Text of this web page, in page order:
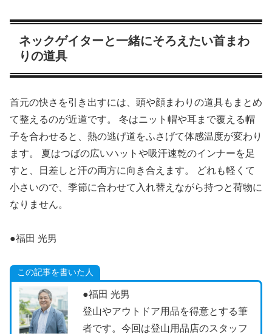
ネックゲイターと一緒にそろえたい首まわ
りの道具
首元の快さを引き出すには、頭や顔まわりの道具もまとめ
て整えるのが近道です。 冬はニット帽や耳まで覆える帽
子を合わせると、熱の逃げ道をふさげて体感温度が変わり
ます。 夏はつばの広いハットや吸汗速乾のインナーを足
すと、日差しと汗の両方に向き合えます。 どれも軽くて
小さいので、季節に合わせて入れ替えながら持つと荷物に
なりません。
●福田 光男
この記事を書いた人
●福田 光男
登山やアウトドア用品を得意とする筆
者です。今回は登山用品店のスタッフ